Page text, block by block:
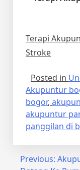
Terapi
Stroke
Posted in
Akupuntur
bogor,
akupuntur
panggilan di
Post
Previous: